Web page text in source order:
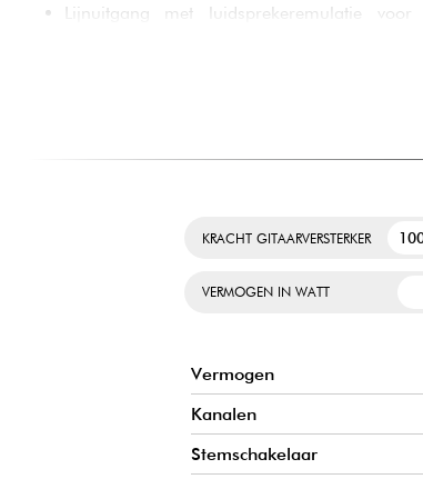
Lijnuitgang met luidsprekeremulatie voor
Hoge kwaliteit weergave van bronnen
je Debut 100R kunt gebruiken om naar
rooster en hardware.
BELANGRIJKSTE KENMERKEN VAN DE
KRACHT GITAARVERSTERKER
VERMOGEN IN WATT
Vermogen
Kanalen
Stemschakelaar